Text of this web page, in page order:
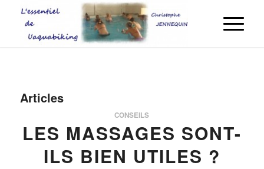
Articles
CONSEILS
LES MASSAGES SONT-
ILS BIEN UTILES ?